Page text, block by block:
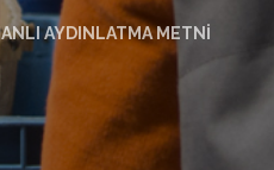
AYDINLATMA METNI